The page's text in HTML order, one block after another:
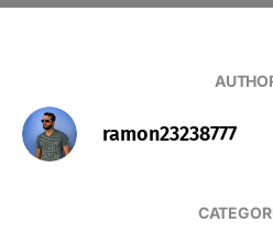
ramon23238777